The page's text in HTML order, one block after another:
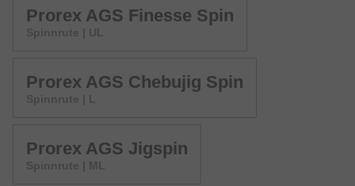
Prorex AGS Finesse Spin
Spinnrute | UL
Prorex AGS Chebujig Spin
Spinnrute | L
Prorex AGS Jigspin
Spinnrute | ML